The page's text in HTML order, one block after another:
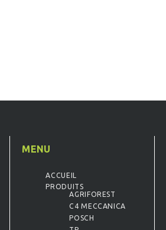
MENU
ACCUEIL
PRODUITS
AGRIFOREST
C4 MECCANICA
POSCH